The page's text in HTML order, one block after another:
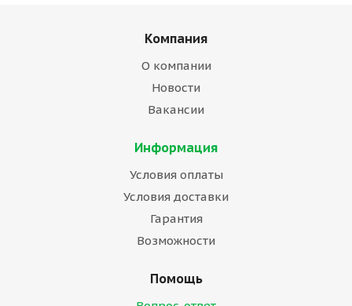
Компания
О компании
Новости
Вакансии
Информация
Условия оплаты
Условия доставки
Гарантия
Возможности
Помощь